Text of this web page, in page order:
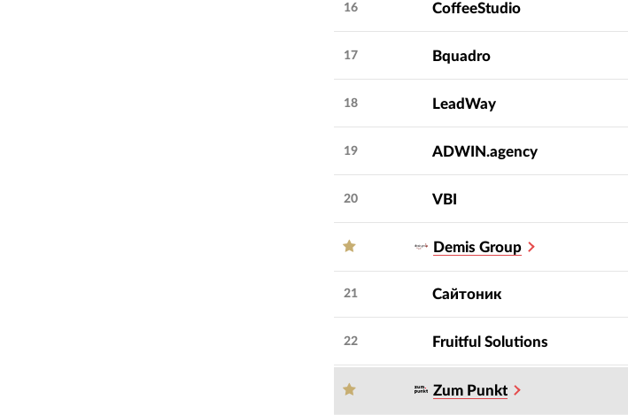
16 CoffeeStudio
17 Bquadro
18 LeadWay
19 ADWIN.agency
20 VBI
Demis Group
21 Сайтоник
22 Fruitful Solutions
Zum Punkt